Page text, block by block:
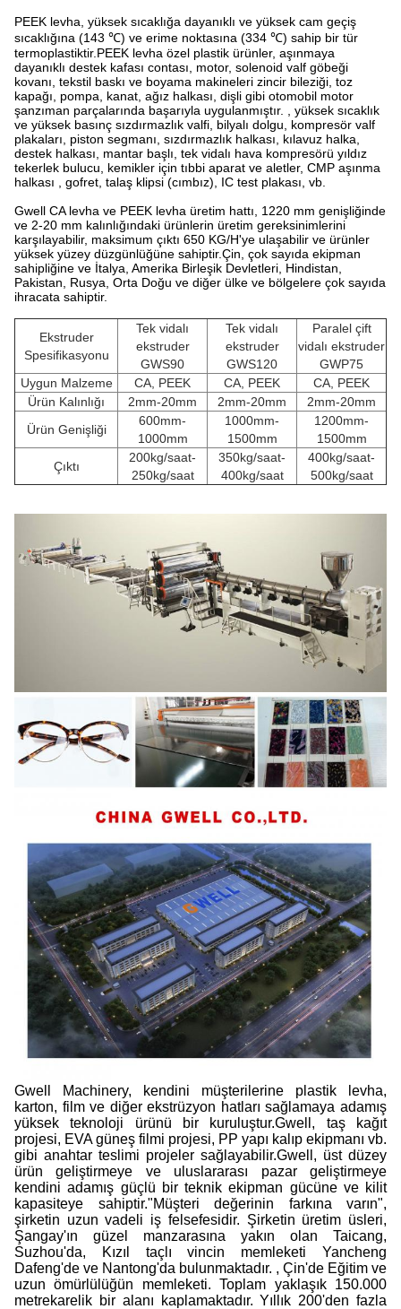
PEEK levha, yüksek sıcaklığa dayanıklı ve yüksek cam geçiş
sıcaklığına (143 ℃) ve erime noktasına (334 ℃) sahip bir tür
termoplastiktir.PEEK levha özel plastik ürünler, aşınmaya
dayanıklı destek kafası contası, motor, solenoid valf göbeği
kovanı, tekstil baskı ve boyama makineleri zincir bileziği, toz
kapağı, pompa, kanat, ağız halkası, dişli gibi otomobil motor
şanzıman parçalarında başarıyla uygulanmıştır. , yüksek sıcaklık
ve yüksek basınç sızdırmazlık valfi, bilyalı dolgu, kompresör valf
plakaları, piston segmanı, sızdırmazlık halkası, kılavuz halka,
destek halkası, mantar başlı, tek vidalı hava kompresörü yıldız
tekerlek bulucu, kemikler için tıbbi aparat ve aletler, CMP aşınma
halkası , gofret, talaş klipsi (cımbız), IC test plakası, vb.
Gwell CA levha ve PEEK levha üretim hattı, 1220 mm genişliğinde
ve 2-20 mm kalınlığındaki ürünlerin üretim gereksinimlerini
karşılayabilir, maksimum çıktı 650 KG/H'ye ulaşabilir ve ürünler
yüksek yüzey düzgünlüğüne sahiptir.Çin, çok sayıda ekipman
sahipliğine ve İtalya, Amerika Birleşik Devletleri, Hindistan,
Pakistan, Rusya, Orta Doğu ve diğer ülke ve bölgelere çok sayıda
ihracata sahiptir.
Ekstruder
Spesifikasyonu
Tek vidalı
ekstruder
GWS90
Tek vidalı
ekstruder
GWS120
Paralel çift
vidalı ekstruder
GWP75
Uygun Malzeme
CA, PEEK CA, PEEK
CA, PEEK
Ürün Kalınlığı
2mm-20mm 2mm-20mm
2mm-20mm
Ürün Genişliği
600mm-
1000mm
1000mm-
1500mm
1200mm-
1500mm
Çıktı
200kg/saat-
250kg/saat
350kg/saat-
400kg/saat
400kg/saat-
500kg/saat
Gwell Machinery, kendini müşterilerine plastik levha,
karton, film ve diğer ekstrüzyon hatları sağlamaya adamış
yüksek teknoloji ürünü bir kuruluştur.Gwell, taş kağıt
projesi, EVA güneş filmi projesi, PP yapı kalıp ekipmanı vb.
gibi anahtar teslimi projeler sağlayabilir.Gwell, üst düzey
ürün geliştirmeye ve uluslararası pazar geliştirmeye
kendini adamış güçlü bir teknik ekipman gücüne ve kilit
kapasiteye sahiptir."Müşteri değerinin farkına varın",
şirketin uzun vadeli iş felsefesidir. Şirketin üretim üsleri,
Şangay'ın güzel manzarasına yakın olan Taicang,
Suzhou'da, Kızıl taçlı vincin memleketi Yancheng
Dafeng'de ve Nantong'da bulunmaktadır. , Çin'de Eğitim ve
uzun ömürlülüğün memleketi. Toplam yaklaşık 150.000
metrekarelik bir alanı kaplamaktadır. Yıllık 200'den fazla